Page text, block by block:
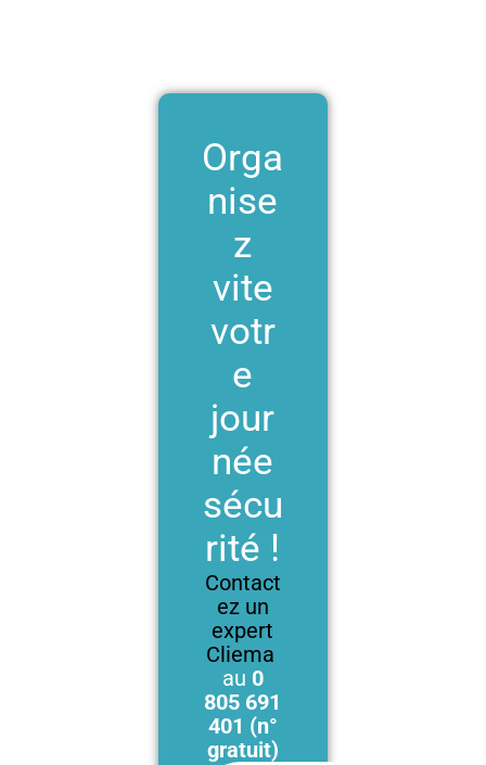
Orga
nise
z
vite
votr
e
jour
née
sécu
rité !
Contact
ez un
expert
Cliema
au 0
805 691
401 (n°
gratuit)